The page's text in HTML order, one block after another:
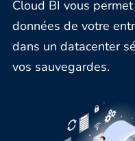
Cloud BI vous
données de votre
dans un datacenter
vos sauvegardes.